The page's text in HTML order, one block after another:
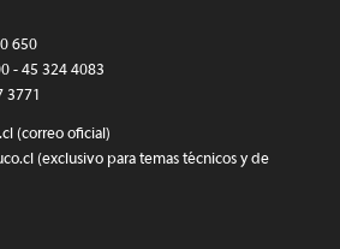
650
- 45 324 4083
3771
(correo oficial)
(exclusivo para temas técnicos y de